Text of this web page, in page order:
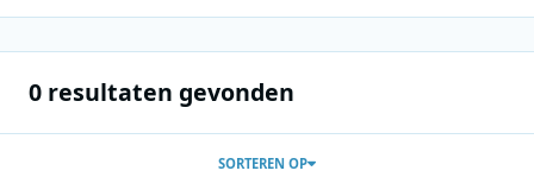
0 resultaten gevonden
SORTEREN OP